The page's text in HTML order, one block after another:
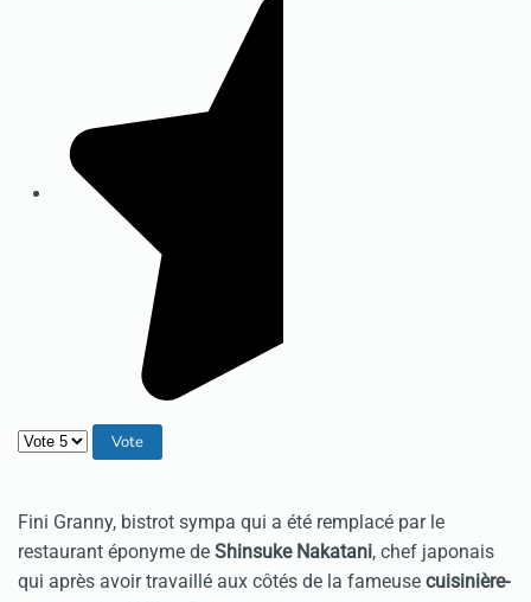
Veuillez voter
Fini Granny, bistrot sympa qui a été remplacé par le
restaurant éponyme de Shinsuke Nakatani, chef japonais
qui après avoir travaillé aux côtés de la fameuse cuisinière-